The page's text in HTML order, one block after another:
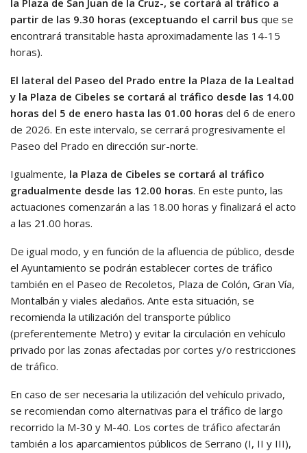
partir de las 9.30 horas (exceptuando el carril bus que se
encontrará transitable hasta aproximadamente las 14-15
horas).
El lateral del Paseo del Prado entre la Plaza de la Lealtad
y la Plaza de Cibeles se cortará al tráfico desde las 14.00
horas del 5 de enero hasta las 01.00 horas del 6 de enero
de 2026. En este intervalo, se cerrará progresivamente el
Paseo del Prado en dirección sur-norte.
Igualmente, la Plaza de Cibeles se cortará al tráfico
gradualmente desde las 12.00 horas. En este punto, las
actuaciones comenzarán a las 18.00 horas y finalizará el acto
a las 21.00 horas.
De igual modo, y en función de la afluencia de público, desde
el Ayuntamiento se podrán establecer cortes de tráfico
también en el Paseo de Recoletos, Plaza de Colón, Gran Vía,
Montalbán y viales aledaños. Ante esta situación, se
recomienda la utilización del transporte público
(preferentemente Metro) y evitar la circulación en vehículo
privado por las zonas afectadas por cortes y/o restricciones
de tráfico.
En caso de ser necesaria la utilización del vehículo privado,
se recomiendan como alternativas para el tráfico de largo
recorrido la M-30 y M-40. Los cortes de tráfico afectarán
también a los aparcamientos públicos de Serrano (I, II y III),